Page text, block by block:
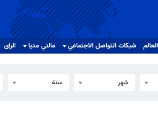
شبکات التواصل الاجتماعي مالتي مدیا الرای
شهر سنة